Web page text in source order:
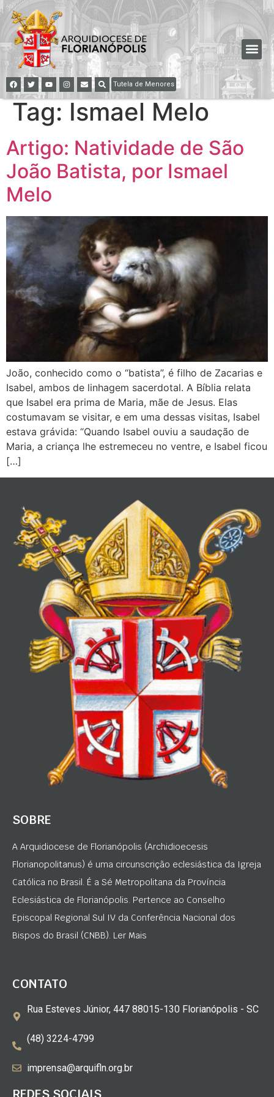
Tutela de Menores
Tag: Ismael Melo
Artigo: Natividade de São
João Batista, por Ismael
Melo
João, conhecido como o “batista”, é filho de Zacarias e
Isabel, ambos de linhagem sacerdotal. A Bíblia relata
que Isabel era prima de Maria, mãe de Jesus. Elas
costumavam se visitar, e em uma dessas visitas, Isabel
estava grávida: “Quando Isabel ouviu a saudação de
Maria, a criança lhe estremeceu no ventre, e Isabel ficou
[…]
SOBRE
A Arquidiocese de Florianópolis (Archidioecesis
Florianopolitanus) é uma circunscrição eclesiástica da Igreja
Católica no Brasil. É a Sé Metropolitana da Província
Eclesiástica de Florianópolis. Pertence ao Conselho
Episcopal Regional Sul IV da Conferência Nacional dos
Bispos do Brasil (CNBB). Ler Mais
CONTATO
Rua Esteves Júnior, 447 88015-130 Florianópolis - SC
(48) 3224-4799
imprensa@arquifln.org.br